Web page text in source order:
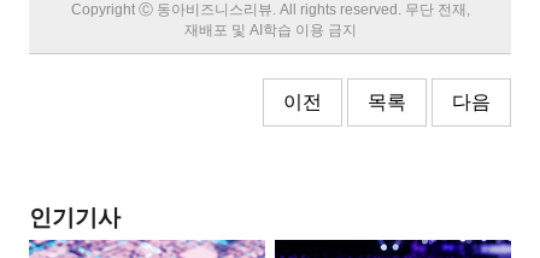
Copyright Ⓒ 동아비즈니스리뷰. All rights reserved. 무단 전재,
재배포 및 AI학습 이용 금지
이전 목록 다음
인기기사